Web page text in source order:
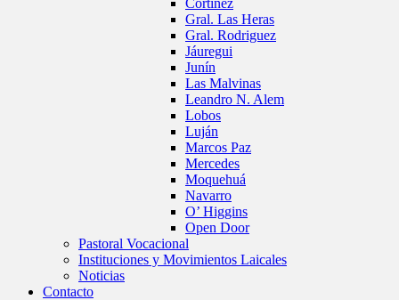
Cortinez
Gral. Las Heras
Gral. Rodriguez
Jáuregui
Junín
Las Malvinas
Leandro N. Alem
Lobos
Luján
Marcos Paz
Mercedes
Moquehuá
Navarro
O’ Higgins
Open Door
Pastoral Vocacional
Instituciones y Movimientos Laicales
Noticias
Contacto